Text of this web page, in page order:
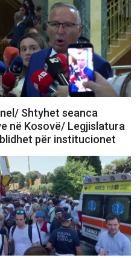
Shtyhet seanca
në Kosovë/ Legjislatura
për institucionet